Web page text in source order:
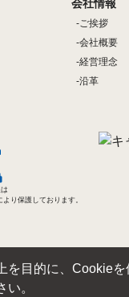
会社情報
ご挨拶
会社概要
経営理念
沿革
り保護しております。
目的に、Cookieを
い。